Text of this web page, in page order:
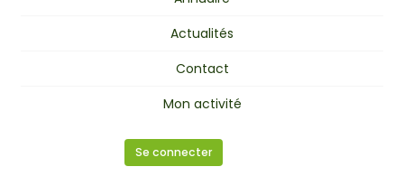
Actualités
Contact
Mon activité
Se connecter